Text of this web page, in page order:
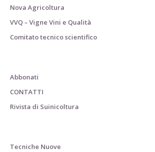
Nova Agricoltura
VVQ – Vigne Vini e Qualità
Comitato tecnico scientifico
Abbonati
CONTATTI
Rivista di Suinicoltura
Tecniche Nuove